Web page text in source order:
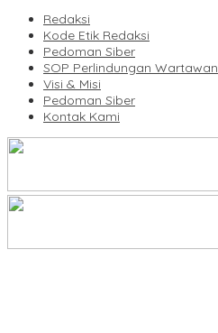
Redaksi
Kode Etik Redaksi
Pedoman Siber
SOP Perlindungan Wartawan
Visi & Misi
Pedoman Siber
Kontak Kami